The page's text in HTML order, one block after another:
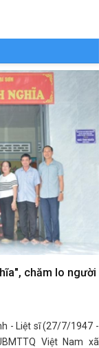
chăm lo người
- Liệt sĩ (27/7/1947 -
Việt Nam xã